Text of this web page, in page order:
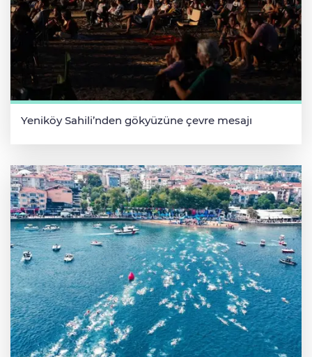
Yeniköy Sahili’nden gökyüzüne çevre mesajı